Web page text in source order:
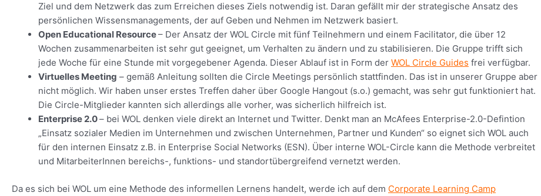
Ziel und dem Netzwerk das zum Erreichen dieses Ziels notwendig ist. Daran gefällt mir der strategische Ansatz des
persönlichen Wissensmanagements, der auf Geben und Nehmen im Netzwerk basiert.
Open Educational Resource– Der Ansatz der WOL Circle mit fünf Teilnehmern und einem Facilitator, die über 12
Wochen zusammenarbeiten ist sehr gut geeignet, um Verhalten zu ändern und zu stabilisieren. Die Gruppe trifft sich
jede Woche für eine Stunde mit vorgegebener Agenda. Dieser Ablauf ist in Form der WOL Circle Guides frei verfügbar.
Virtuelles Meeting – gemäß Anleitung sollten die Circle Meetings persönlich stattfinden. Das ist in unserer Gruppe aber
nicht möglich. Wir haben unser erstes Treffen daher über Google Hangout (s.o.) gemacht, was sehr gut funktioniert hat.
Die Circle-Mitglieder kannten sich allerdings alle vorher, was sicherlich hilfreich ist.
Enterprise 2.0– bei WOL denken viele direkt an Internet und Twitter. Denkt man an McAfees Enterprise-2.0-Defintion
„Einsatz sozialer Medien im Unternehmen und zwischen Unternehmen, Partner und Kunden“ so eignet sich WOL auch
für den internen Einsatz z.B. in Enterprise Social Networks (ESN). Über interne WOL-Circle kann die Methode verbreitet
und MitarbeiterInnen bereichs-, funktions- und standortübergreifend vernetzt werden.
Da es sich bei WOL um eine Methode des informellen Lernens handelt, werde ich auf dem Corporate Learning Camp